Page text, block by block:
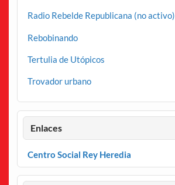
Radio Rebelde Republicana (no activo)
Rebobinando
Tertulia de Utópicos
Trovador urbano
Enlaces
Centro Social Rey Heredia